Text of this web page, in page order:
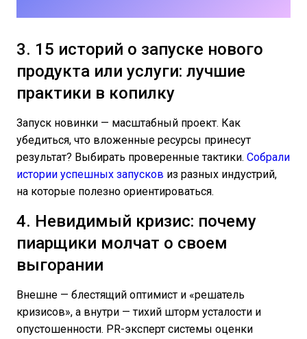
3. 15 историй о запуске нового
продукта или услуги: лучшие
практики в копилку
Запуск новинки — масштабный проект. Как
убедиться, что вложенные ресурсы принесут
результат? Выбирать проверенные тактики. Собрали
истории успешных запусков из разных индустрий,
на которые полезно ориентироваться.
4. Невидимый кризис: почему
пиарщики молчат о своем
выгорании
Внешне — блестящий оптимист и «решатель
кризисов», а внутри — тихий шторм усталости и
опустошенности. PR-эксперт системы оценки